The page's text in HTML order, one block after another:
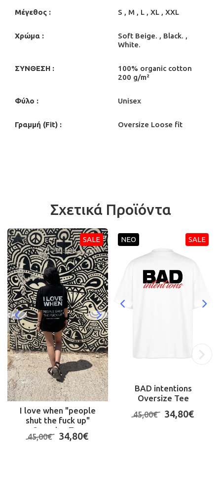
Μέγεθος : S , M , L , XL , XXL
Χρώμα :
Soft Beige. , Black. ,
White.
ΣΥΝΘΕΣΗ :
100% organic cotton
200 g/m²
Φύλο : Unisex
Γραμμή (Fit) : Oversize Loose fit
Σχετικά Προϊόντα
SALE
I love when "people
shut the fuck up"
Oversize Tee
45,00€ 34,80€
ΝΕΟ SALE
BAD intentions
Oversize Tee
45,00€ 34,80€